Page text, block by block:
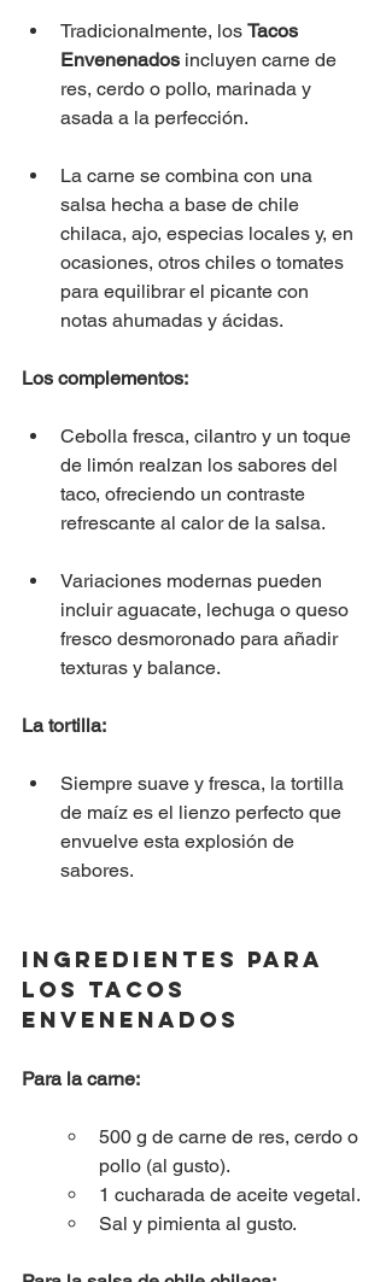
Tradicionalmente, los Tacos
Envenenados incluyen carne de
res, cerdo o pollo, marinada y
asada a la perfección.
La carne se combina con una
salsa hecha a base de chile
chilaca, ajo, especias locales y, en
ocasiones, otros chiles o tomates
para equilibrar el picante con
notas ahumadas y ácidas.
Los complementos:
Cebolla fresca, cilantro y un toque
de limón realzan los sabores del
taco, ofreciendo un contraste
refrescante al calor de la salsa.
Variaciones modernas pueden
incluir aguacate, lechuga o queso
fresco desmoronado para añadir
texturas y balance.
La tortilla:
Siempre suave y fresca, la tortilla
de maíz es el lienzo perfecto que
envuelve esta explosión de
sabores.
Ingredientes para
los Tacos
Envenenados
Para la carne:
500 g de carne de res, cerdo o
pollo (al gusto).
1 cucharada de aceite vegetal.
Sal y pimienta al gusto.